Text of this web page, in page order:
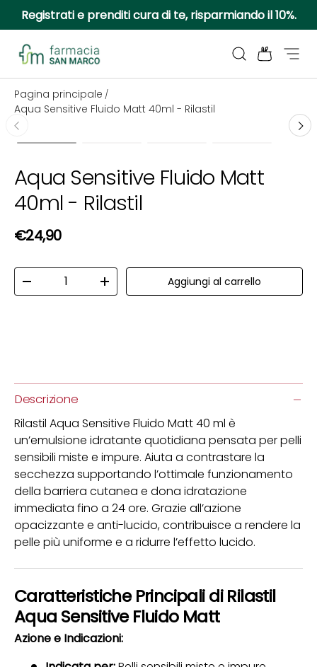
Passa ai contenuti
Registrati e prenditi cura di te, risparmiando il 10%.
Farmacia San Marco
Cerca Borsa
Pagina principale /
Aqua Sensitive Fluido Matt 40ml - Rilastil
Aqua Sensitive Fluido Matt
40ml - Rilastil
Prezzo normale
€24,90
Diminuire la quantitàAumenta la quantità
Aggiungi al carrello
Descrizione
Rilastil Aqua Sensitive Fluido Matt 40 ml è
un’emulsione idratante quotidiana pensata per pelli
sensibili miste e impure. Aiuta a contrastare la
secchezza supportando l’ottimale funzionamento
della barriera cutanea e dona idratazione
immediata fino a 24 ore. Grazie all’azione
opacizzante e anti-lucido, contribuisce a rendere la
pelle più uniforme e a ridurre l’effetto lucido.
Caratteristiche Principali di Rilastil
Aqua Sensitive Fluido Matt
Azione e Indicazioni: